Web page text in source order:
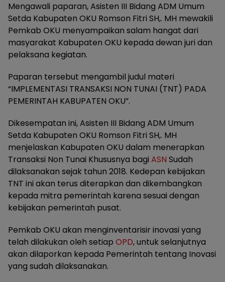
Mengawali paparan, Asisten III Bidang ADM Umum
Setda Kabupaten OKU Romson Fitri SH,. MH mewakili
Pemkab OKU menyampaikan salam hangat dari
masyarakat Kabupaten OKU kepada dewan juri dan
pelaksana kegiatan.
Paparan tersebut mengambil judul materi
“IMPLEMENTASI TRANSAKSI NON TUNAI (TNT) PADA
PEMERINTAH KABUPATEN OKU”.
Dikesempatan ini, Asisten III Bidang ADM Umum
Setda Kabupaten OKU Romson Fitri SH,. MH
menjelaskan Kabupaten OKU dalam menerapkan
Transaksi Non Tunai Khususnya bagi ASN Sudah
dilaksanakan sejak tahun 2018. Kedepan kebijakan
TNT ini akan terus diterapkan dan dikembangkan
kepada mitra pemerintah karena sesuai dengan
kebijakan pemerintah pusat.
Pemkab OKU akan menginventarisir inovasi yang
telah dilakukan oleh setiap OPD, untuk selanjutnya
akan dilaporkan kepada Pemerintah tentang Inovasi
yang sudah dilaksanakan.